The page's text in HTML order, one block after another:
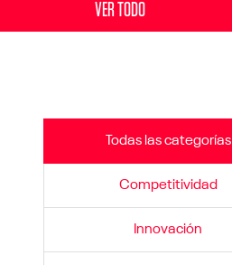
VER TODO
Todas las categorías
Competitividad
Innovación